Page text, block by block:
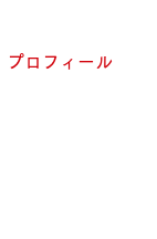
プロフィール